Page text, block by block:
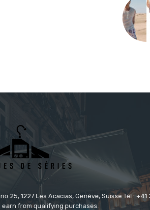
25, 1227 Les Acacias, Genève, Suisse Tél :
earn from qualifying purchases.